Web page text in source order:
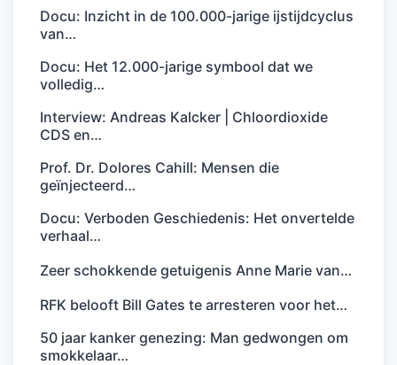
Docu: Inzicht in de 100.000-jarige ijstijdcyclus
van…
Docu: Het 12.000-jarige symbool dat we
volledig…
Interview: Andreas Kalcker | Chloordioxide
CDS en…
Prof. Dr. Dolores Cahill: Mensen die
geïnjecteerd…
Docu: Verboden Geschiedenis: Het onvertelde
verhaal…
Zeer schokkende getuigenis Anne Marie van…
RFK belooft Bill Gates te arresteren voor het…
50 jaar kanker genezing: Man gedwongen om
smokkelaar…